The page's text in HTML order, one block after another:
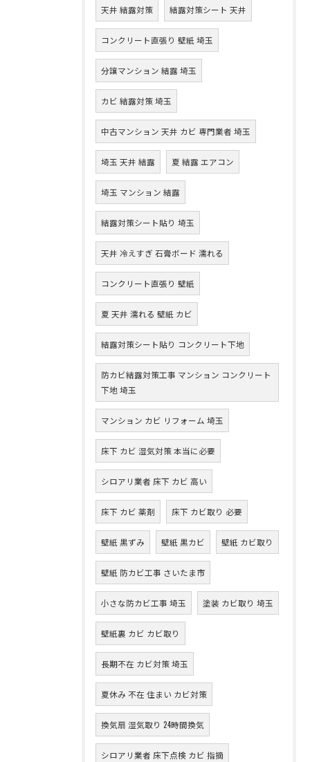
天井 結露対策 結露対策シート 天井
コンクリート直張り 壁紙 埼玉
分譲マンション 結露 埼玉
カビ 結露対策 埼玉
中古マンション 天井 カビ 専門業者 埼玉
埼玉 天井 結露 夏 結露 エアコン
埼玉 マンション 結露
結露対策シート貼り 埼玉
天井 冷えすぎ 石膏ボード 濡れる
コンクリート直張り 壁紙
夏 天井 濡れる 壁紙 カビ
結露対策シート貼り コンクリート下地
防カビ結露対策工事 マンション コンクリート
下地 埼玉
マンション カビ リフォーム 埼玉
床下 カビ 湿気対策 本当に必要
シロアリ業者 床下 カビ 高い
床下 カビ 薬剤 床下 カビ取り 必要
壁紙 黒ずみ 壁紙 黒カビ 壁紙 カビ取り
壁紙 防カビ工事 さいたま市
小さな防カビ工事 埼玉 塗装 カビ取り 埼玉
壁紙裏 カビ カビ取り
長期不在 カビ対策 埼玉
夏休み 不在 住まい カビ対策
換気扇 湿気取り 24時間換気
シロアリ業者 床下点検 カビ 指摘